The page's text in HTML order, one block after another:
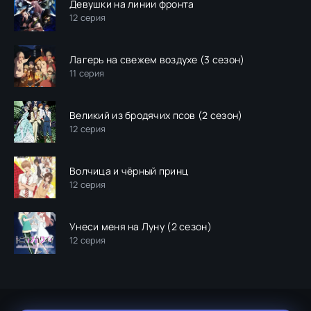
Девушки на линии фронта
12 серия
Лагерь на свежем воздухе (3 сезон)
11 серия
Великий из бродячих псов (2 сезон)
12 серия
Волчица и чёрный принц
12 серия
Унеси меня на Луну (2 сезон)
12 серия